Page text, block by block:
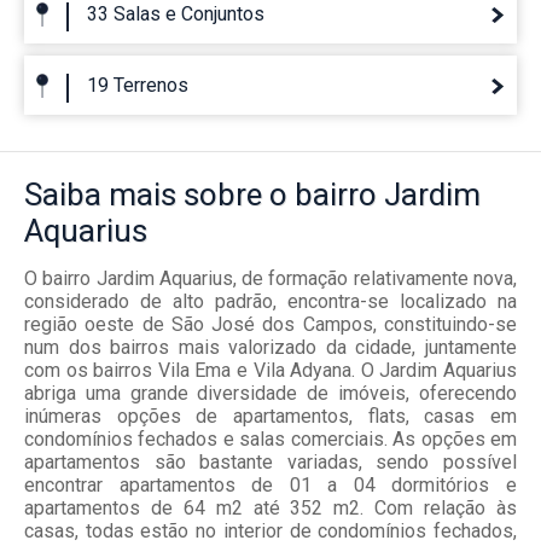
33 Salas e Conjuntos
19 Terrenos
Saiba mais sobre o bairro Jardim
Aquarius
O bairro Jardim Aquarius, de formação relativamente nova,
considerado de alto padrão, encontra-se localizado na
região oeste de São José dos Campos, constituindo-se
num dos bairros mais valorizado da cidade, juntamente
com os bairros Vila Ema e Vila Adyana. O Jardim Aquarius
abriga uma grande diversidade de imóveis, oferecendo
inúmeras opções de apartamentos, flats, casas em
condomínios fechados e salas comerciais. As opções em
apartamentos são bastante variadas, sendo possível
encontrar apartamentos de 01 a 04 dormitórios e
apartamentos de 64 m2 até 352 m2. Com relação às
casas, todas estão no interior de condomínios fechados,